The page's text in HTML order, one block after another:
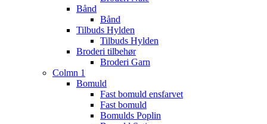
Bånd
Bånd
Tilbuds Hylden
Tilbuds Hylden
Broderi tilbehør
Broderi Garn
Colmn 1
Bomuld
Fast bomuld ensfarvet
Fast bomuld
Bomulds Poplin